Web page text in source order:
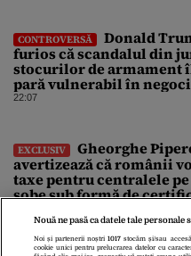
CONTROVERSĂ
Donald
furios că scandalul din
stocurilor de armament
pară vulnerabil în
pace cu Iranul
22:07
EXCLUSIV
Gheorghe
avertizează că românii
taxe pentru centralele pe
sobe sub formă de
Nouă ne pasă ca datele tale personale
Noi și partenerii noștri1017 stocăm și/sau
cookie unici pentru prelucrarea datelor cu